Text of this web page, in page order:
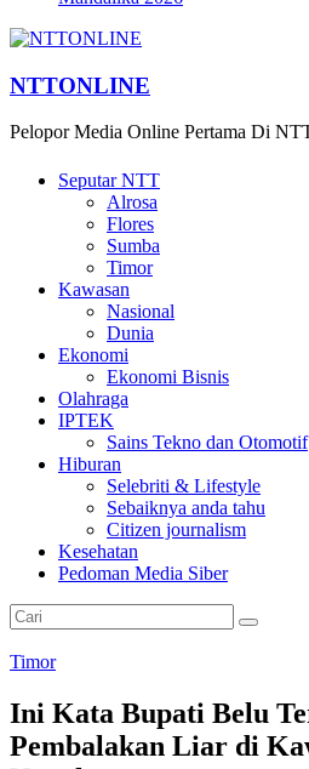
NTTONLINE
Pelopor Media Online Pertama Di
Seputar NTT
Alrosa
Flores
Sumba
Timor
Kawasan
Nasional
Dunia
Ekonomi
Ekonomi Bisnis
Olahraga
IPTEK
Sains Tekno dan Otomotif
Hiburan
Selebriti & Lifestyle
Sebaiknya anda tahu
Citizen journalism
Kesehatan
Pedoman Media Siber
Timor
Ini Kata Bupati Belu
Pembalakan Liar di